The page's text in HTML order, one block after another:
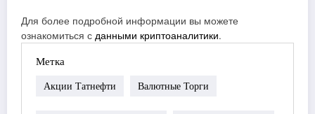
Для более подробной информации вы можете
ознакомиться с данными криптоаналитики.
Метка
Акции Татнефти Валютные Торги